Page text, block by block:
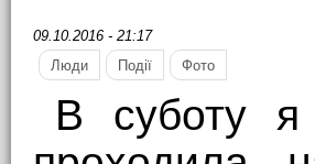
09.10.2016 - 21:17
Люди
Події Фото
В суботу я